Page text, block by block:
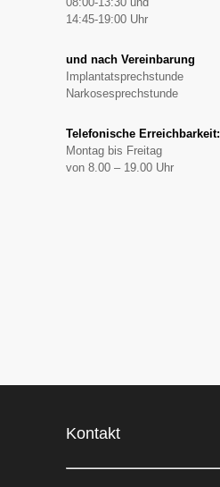
14:45-19:00 Uhr
und nach Vereinbarung
Implantatsprechstunde
Narkosesprechstunde
Telefonische Erreichbarkeit:
Montag bis Freitag
von 8.00 – 19.00 Uhr
Kontakt